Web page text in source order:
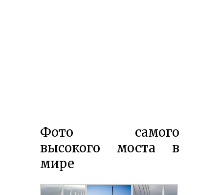
Фото самого
высокого моста в
мире